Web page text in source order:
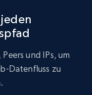
und IPs, um
Datenfluss zu